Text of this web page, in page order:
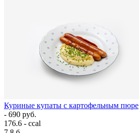
Куриные купаты с картофельным пюре
- 690 руб.
176.6 - ccal